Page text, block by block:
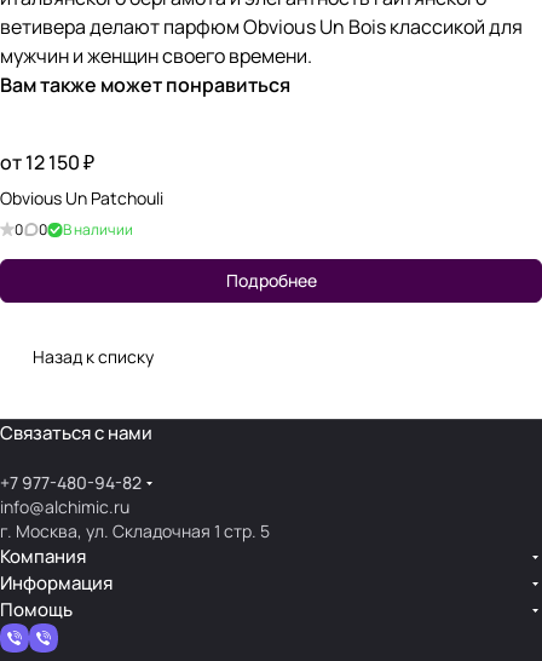
ветивера делают парфюм Obvious Un Bois классикой для
мужчин и женщин своего времени.
Вам также может понравиться
от 12 150 ₽
Obvious Un Patchouli
0 0 В наличии
Подробнее
Назад к списку
Связаться с нами
+7 977-480-94-82
info@alchimic.ru
г. Москва, ул. Складочная 1 стр. 5
Компания
Информация
Помощь